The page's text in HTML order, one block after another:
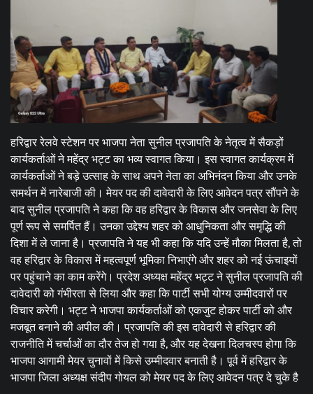
हरिद्वार रेलवे स्टेशन पर भाजपा नेता सुनील प्रजापति के नेतृत्व में सैकड़ों
कार्यकर्ताओं ने महेंद्र भट्ट का भव्य स्वागत किया। इस स्वागत कार्यक्रम में
कार्यकर्ताओं ने बड़े उत्साह के साथ अपने नेता का अभिनंदन किया और उनके
समर्थन में नारेबाजी की। मेयर पद की दावेदारी के लिए आवेदन पत्र सौंपने के
बाद सुनील प्रजापति ने कहा कि वह हरिद्वार के विकास और जनसेवा के लिए
पूर्ण रूप से समर्पित हैं। उनका उद्देश्य शहर को आधुनिकता और समृद्धि की
दिशा में ले जाना है। प्रजापति ने यह भी कहा कि यदि उन्हें मौका मिलता है, तो
वह हरिद्वार के विकास में महत्वपूर्ण भूमिका निभाएंगे और शहर को नई ऊंचाइयों
पर पहुंचाने का काम करेंगे। प्रदेश अध्यक्ष महेंद्र भट्ट ने सुनील प्रजापति की
दावेदारी को गंभीरता से लिया और कहा कि पार्टी सभी योग्य उम्मीदवारों पर
विचार करेगी। भट्ट ने भाजपा कार्यकर्ताओं को एकजुट होकर पार्टी को और
मजबूत बनाने की अपील की। प्रजापति की इस दावेदारी से हरिद्वार की
राजनीति में चर्चाओं का दौर तेज हो गया है, और यह देखना दिलचस्प होगा कि
भाजपा आगामी मेयर चुनावों में किसे उम्मीदवार बनाती है। पूर्व में हरिद्वार के
भाजपा जिला अध्यक्ष संदीप गोयल को मेयर पद के लिए आवेदन पत्र दे चुके है